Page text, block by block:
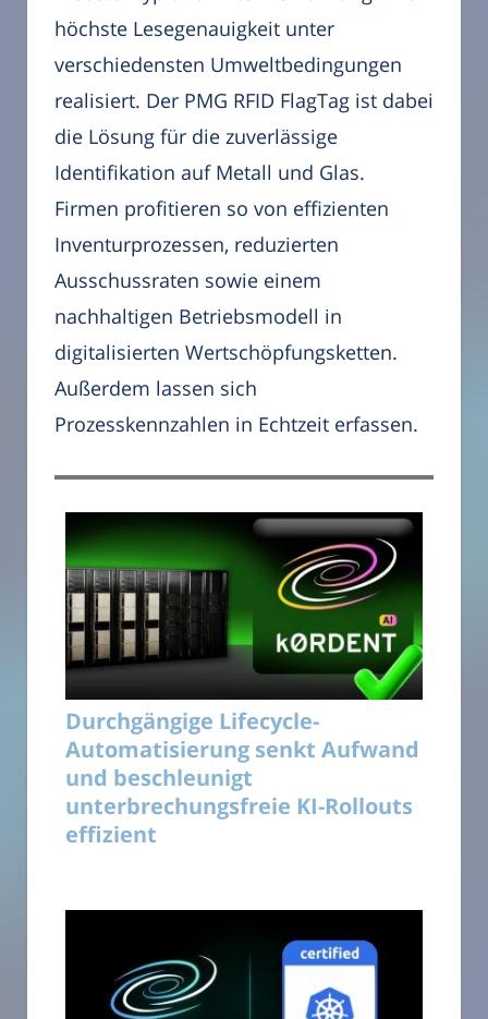
höchste Lesegenauigkeit unter
verschiedensten Umweltbedingungen
realisiert. Der PMG RFID FlagTag ist dabei
die Lösung für die zuverlässige
Identifikation auf Metall und Glas.
Firmen profitieren so von effizienten
Inventurprozessen, reduzierten
Ausschussraten sowie einem
nachhaltigen Betriebsmodell in
digitalisierten Wertschöpfungsketten.
Außerdem lassen sich
Prozesskennzahlen in Echtzeit erfassen.
Durchgängige Lifecycle-
Automatisierung senkt Aufwand
und beschleunigt
unterbrechungsfreie KI-Rollouts
effizient